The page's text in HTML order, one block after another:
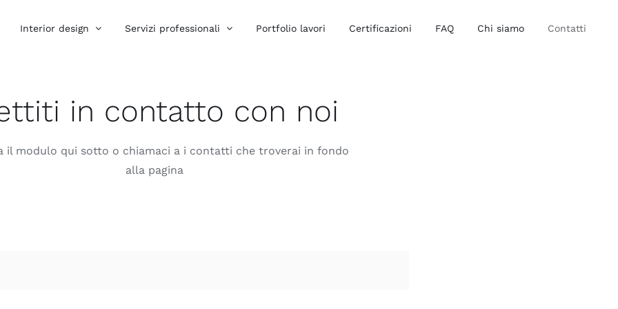
Interior design Servizi professionali Portfolio lavori Certificazioni FAQ Chi siamo Contatti
in contatto con noi
il modulo qui sotto o chiamaci a i contatti che troverai in fondo
alla pagina